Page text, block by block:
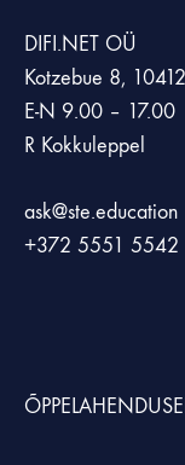
DIFI.NET OÜ
Kotzebue 8,
E-N 9.00 – 17.00
R Kokkuleppel
ask@ste.education
+372 5551 5542